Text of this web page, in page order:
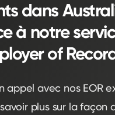
dans
à notre
of
appel avec nos EOR
plus sur la façon